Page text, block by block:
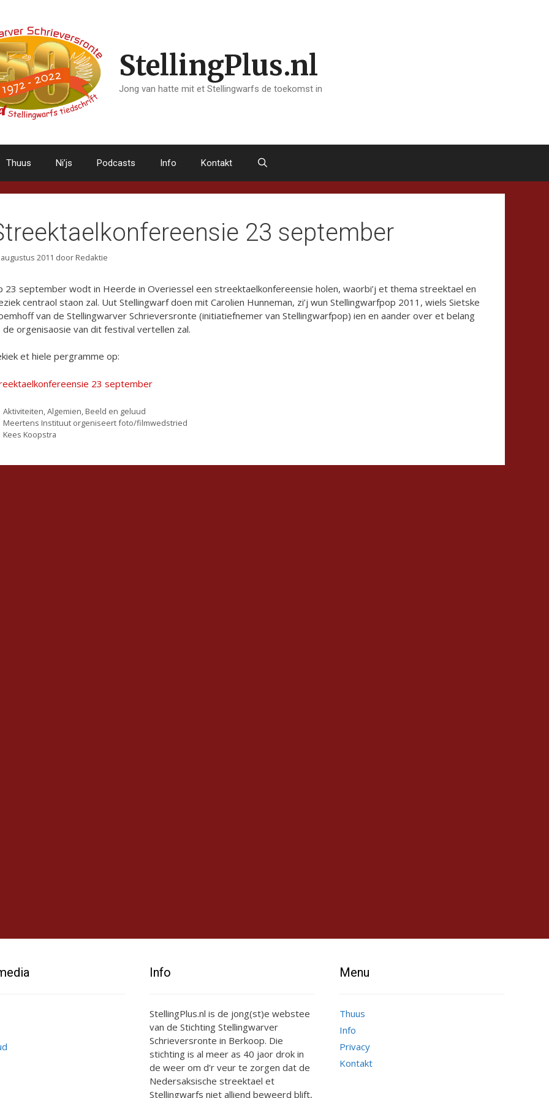
StellingPlus.nl
Jong van hatte mit et Stellingwarfs de toekomst in
Thuus Ni’js Podcasts Info Kontakt
23 september
2011 door Redaktie
23 september wodt in Heerde in Overiessel een streektaelkonfereensie holen, waorbi’j et thema streektael en
centraol staon zal. Uut Stellingwarf doen mit Carolien Hunneman, zi’j wun Stellingwarfpop 2011, wiels Sietske
van de Stellingwarver Schrieversronte (initiatiefnemer van Stellingwarfpop) ien en aander over et belang
de orgenisaosie van dit festival vertellen zal.
et hiele pergramme op:
23 september
Categorieën
Aktiviteiten,Algemien, Beeld en geluud
Meertens Instituut orgeniseert foto/filmwedstried
Kees Koopstra
Info
StellingPlus.nl is de jong(st)e webstee
van de Stichting Stellingwarver
Schrieversronte in Berkoop. Die
stichting is al meer as 40 jaor drok in
de weer om d’r veur te zorgen dat de
Nedersaksische streektael et
Stellingwarfs niet alliend beweerd blift,
Menu
Thuus
Info
Privacy
Kontakt